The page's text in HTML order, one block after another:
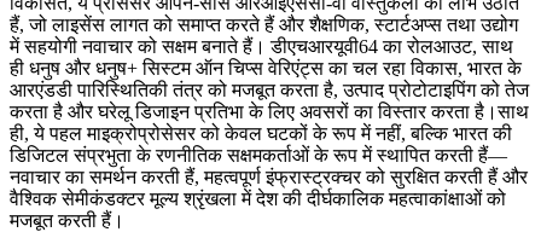
हैं, जो लाइसेंस लागत को समाप्त करते हैं और शैक्षणिक, स्टार्टअप्स तथा उद्योग
में सहयोगी नवाचार को सक्षम बनाते हैं। डीएचआरयूवी64 का रोलआउट, साथ
ही धनुष और धनुष+ सिस्टम ऑन चिप्स वेरिएंट्स का चल रहा विकास, भारत के
आरएंडडी पारिस्थितिकी तंत्र को मजबूत करता है, उत्पाद प्रोटोटाइपिंग को तेज
करता है और घरेलू डिजाइन प्रतिभा के लिए अवसरों का विस्तार करता है।साथ
ही, ये पहल माइक्रोप्रोसेसर को केवल घटकों के रूप में नहीं, बल्कि भारत की
डिजिटल संप्रभुता के रणनीतिक सक्षमकर्ताओं के रूप में स्थापित करती हैं—
नवाचार का समर्थन करती हैं, महत्वपूर्ण इंफ्रास्ट्रक्चर को सुरक्षित करती हैं और
वैश्विक सेमीकंडक्टर मूल्य श्रृंखला में देश की दीर्घकालिक महत्वाकांक्षाओं को
मजबूत करती हैं।